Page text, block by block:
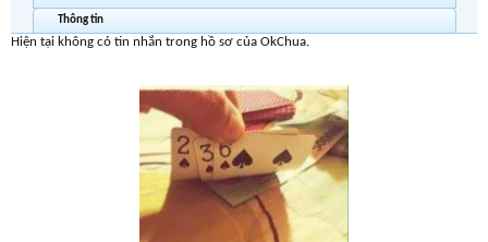
Thông tin
Hiện tại không có tin nhắn trong hồ sơ của OkChua.